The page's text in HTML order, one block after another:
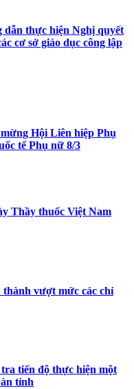
dẫn thực hiện Nghị quyết
cơ sở giáo dục công lập
Hội Liên hiệp Phụ
tế Phụ nữ 8/3
Thầy thuốc Việt Nam
thành vượt mức các chỉ
tiến độ thực hiện một
tỉnh